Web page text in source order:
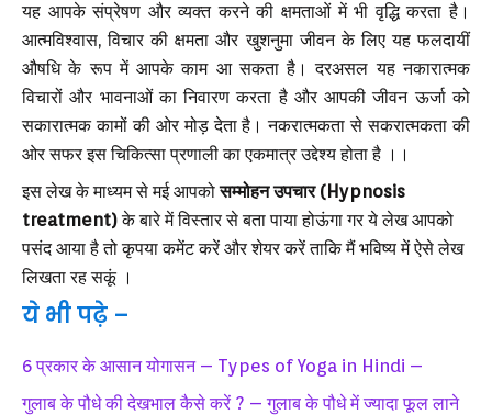
यह आपके संप्रेषण और व्यक्त करने की क्षमताओं में भी वृद्धि करता है।
आत्मविश्वास, विचार की क्षमता और खुशनुमा जीवन के लिए यह फलदायीं
औषधि के रूप में आपके काम आ सकता है। दरअसल यह नकारात्मक
विचारों और भावनाओं का निवारण करता है और आपकी जीवन ऊर्जा को
सकारात्मक कामों की ओर मोड़ देता है। नकरात्मकता से सकरात्मकता की
ओर सफर इस चिकित्सा प्रणाली का एकमात्र उद्देश्य होता है ।।
इस लेख के माध्यम से मई आपकोसम्मोहन उपचार (Hypnosis
treatment)के बारे में विस्तार से बता पाया होऊंगा गर ये लेख आपको
पसंद आया है तो कृपया कमेंट करें और शेयर करें ताकि मैं भविष्य में ऐसे लेख
लिखता रह सकूं ।
ये भी पढ़े –
6 प्रकार के आसान योगासन – Types of Yoga in Hindi –
गुलाब के पौधे की देखभाल कैसे करें ? – गुलाब के पौधे में ज्यादा फूल लाने